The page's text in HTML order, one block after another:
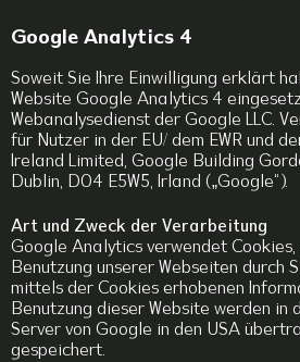
Google Analytics 4
Soweit Sie Ihre Einwilligung erklärt
Website Google Analytics 4
Webanalysedienst der Google LLC.
für Nutzer in der EU/ dem EWR und
Ireland Limited, Google Building
Dublin, D04 E5W5, Irland („Google“).
Art und Zweck der Verarbeitung
Google Analytics verwendet
Benutzung unserer Webseiten durch
mittels der Cookies erhobenen
Benutzung dieser Website werden in
Server von Google in den USA
gespeichert.